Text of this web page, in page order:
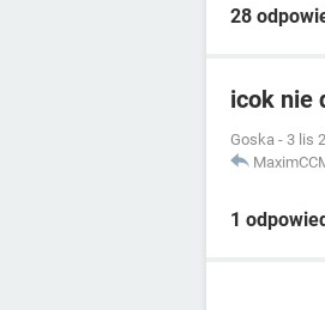
28
icok nie
Goska - 3 lis
1